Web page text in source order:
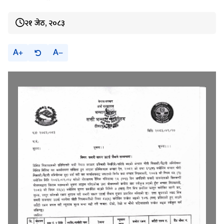
२१ जेठ, २०८३
A A